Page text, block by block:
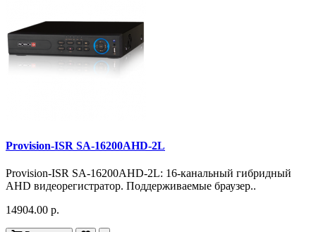
Provision-ISR SA-16200AHD-2L
Provision-ISR SA-16200AHD-2L: 16-канальный гибридный
AHD видеорегистратор. Поддерживаемые браузер..
14904.00 р.